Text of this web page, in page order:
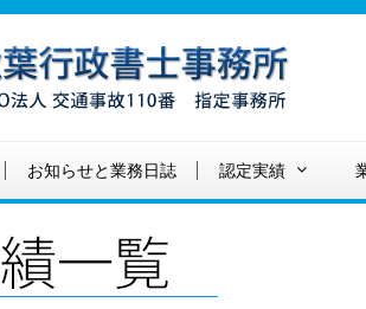
お知らせと業務日誌 認定実績